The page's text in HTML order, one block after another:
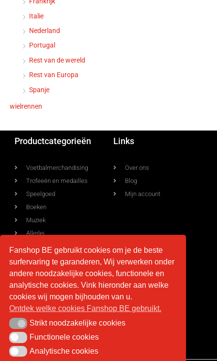
Italie
Nederland
Portugal
Rest van de wereld
Rest van Europa
Spanje
wielrennen
Productcategorieën
Voetbalmerchandising
Trofeeën en medailles
Speelgoed
Boeken
Muziek
Allerlei
Links
Over ons
Blog
Mijn account
Voorwaarden
Levering
Privacy
Retourneren
Algemene voorwaarden
Contact
info@fan-shop.be
BTW BE 0879.850.673
Fanshop BE gebruikt cookies om je de beste
surfervaring te garanderen, Wij verwerken onder
andere noodzakelijke cookies, functionele en
analytische cookies. Vink hieronder aan welke
cookies wij mogen bijhouden van u.
Ontdek welke cookies Fanshop BE gebruikt.
Strikt noodzakelijke cookies
Strikt noodzakelijke cookies
Functionele cookies
Functionele cookies
Analytische cookies
Analytische cookies